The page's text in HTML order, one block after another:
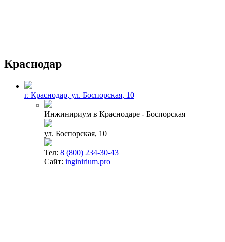
Краснодар
г. Краснодар, ул. Боспорская, 10
Инжинириум в Краснодаре - Боспорская
ул. Боспорская, 10
Тел: 8 (800) 234-30-43
Сайт: inginirium.pro